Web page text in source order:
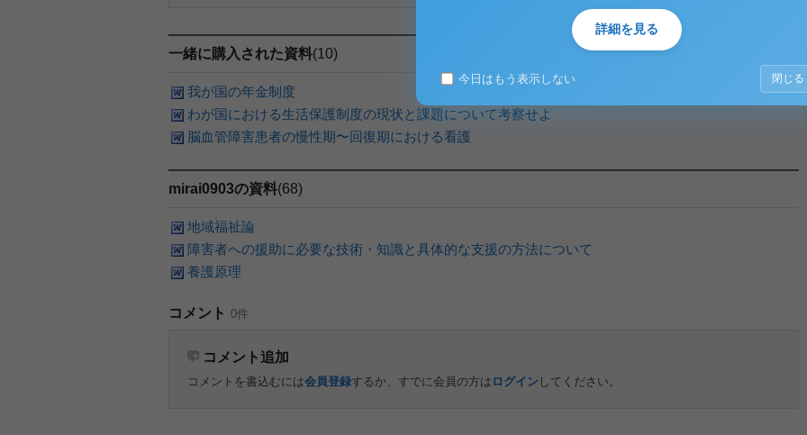
一緒に購入された資料(10)
我が国の年金制度
わが国における生活保護制度の現状と課題について考察せよ
脳血管障害患者の慢性期〜回復期における看護
mirai0903の資料(68)
地域福祉論
障害者への援助に必要な技術・知識と具体的な支援の方法について
養護原理
コメント 0件
コメント追加
コメントを書込むには会員登録するか、すでに会員の方は ログイン してください。
詳細を見る
今日はもう表示しない 閉じる